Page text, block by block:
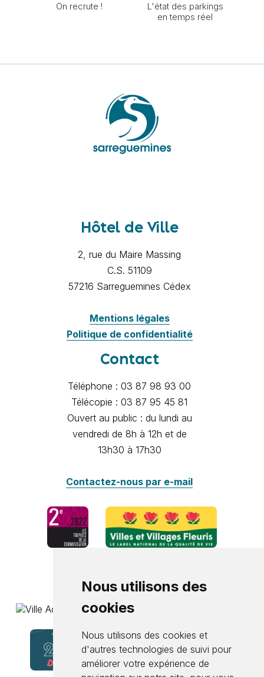
Nous utilisons des
cookies
Nous utilisons des cookies et
d'autres technologies de suivi pour
améliorer votre expérience de
On recrute !
L'état des parkings
en temps réel
Hôtel de Ville
2, rue du Maire Massing
C.S. 51109
57216 Sarreguemines Cédex
Mentions légales
Politique de confidentialité
Contact
Téléphone : 03 87 98 93 00
Télécopie : 03 87 95 45 81
Ouvert au public : du lundi au
vendredi de 8h à 12h et de
13h30 à 17h30
Contactez-nous par e-mail